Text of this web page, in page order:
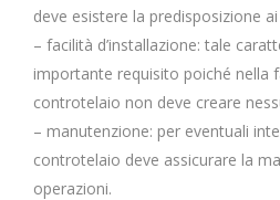
deve esistere la predisposizione
– facilità d’installazione: tale
importante requisito poiché nella
controtelaio non deve creare
– manutenzione: per eventuali
controtelaio deve assicurare la
operazioni.